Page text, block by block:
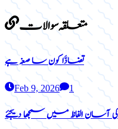
متعلقہ سوالات
تضادَّا کون سا صغہ ہے
Feb 9, 2026 1
الفاظ میں سمجھا دیجئے